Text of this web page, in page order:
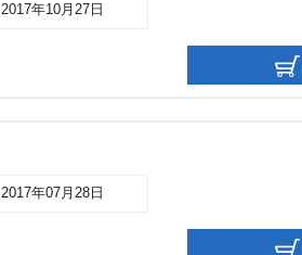
2017年10月27日
2017年07月28日